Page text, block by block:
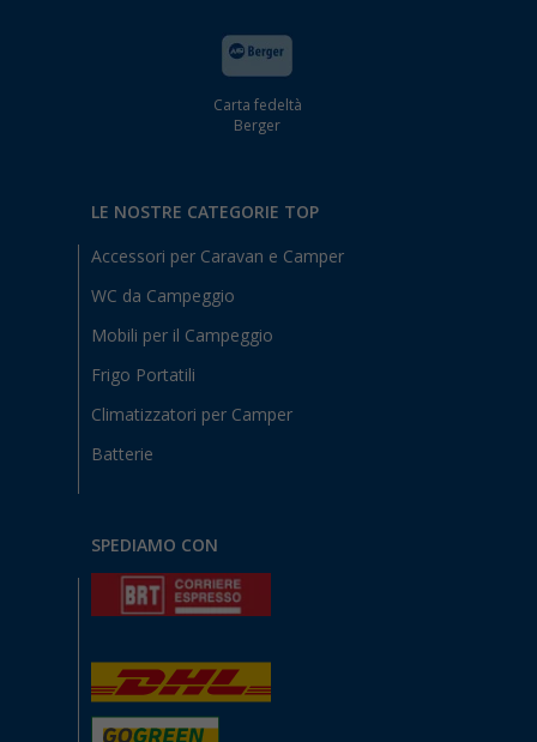
Carta fedeltà
Berger
LE NOSTRE CATEGORIE TOP
Accessori per Caravan e Camper
WC da Campeggio
Mobili per il Campeggio
Frigo Portatili
Climatizzatori per Camper
Batterie
SPEDIAMO CON